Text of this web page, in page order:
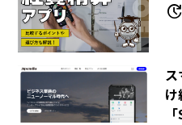
update
け